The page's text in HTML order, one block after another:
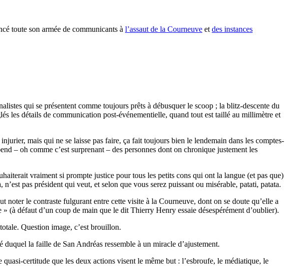
toute son armée de communicants à l’assaut de la Courneuve et des instances
qui se présentent comme toujours prêts à débusquer le scoop ; la blitz-descente du
les détails de communication post-événementielle, quand tout est taillé au millimètre et
mais qui ne se laisse pas faire, ça fait toujours bien le lendemain dans les comptes-
– oh comme c’est surprenant – des personnes dont on chronique justement les
vraiment si prompte justice pour tous les petits cons qui ont la langue (et pas que)
pas président qui veut, et selon que vous serez puissant ou misérable, patati, patata.
noter le contraste fulgurant entre cette visite à la Courneuve, dont on se doute qu’elle a
(à défaut d’un coup de main que le dit Thierry Henry essaie désespérément d’oublier).
Question image, c’est brouillon.
duquel la faille de San Andréas ressemble à un miracle d’ajustement.
certitude que les deux actions visent le même but : l’esbroufe, le médiatique, le